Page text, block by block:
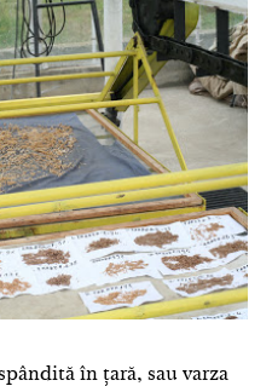
în ţară, sau varza